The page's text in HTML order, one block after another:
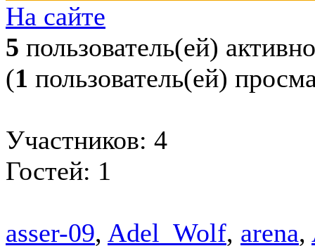
На сайте
5 пользователь(ей) активно
(1 пользователь(ей)
Участников: 4
Гостей: 1
asser-09, Adel_Wolf, arena,